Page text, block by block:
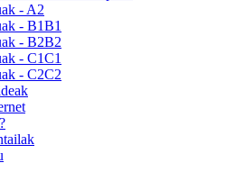
- A2
- B1B1
- B2B2
- C1C1
- C2C2